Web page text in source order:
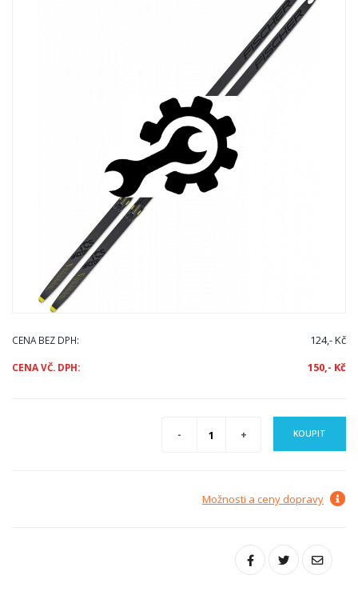
CENA BEZ DPH: 124,- Kč
CENA VČ. DPH: 150,- Kč
KOUPIT
Možnosti a ceny dopravy